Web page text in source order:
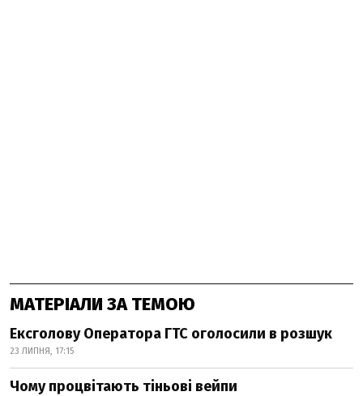
МАТЕРІАЛИ ЗА ТЕМОЮ
Ексголову Оператора ГТС оголосили в розшук
23 ЛИПНЯ, 17:15
Чому процвітають тіньові вейпи